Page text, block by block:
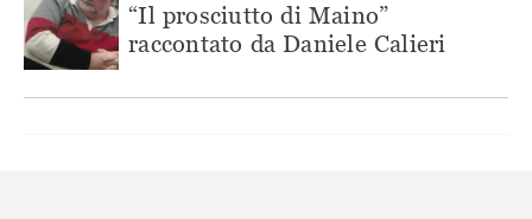
“Il prosciutto di Maino”
raccontato da Daniele Calieri